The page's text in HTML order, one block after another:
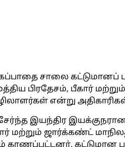
சாலை கட்டுமானப்
பிரதேசம், பீகார்
என்று
இயந்திர
மற்றும் ஜார்க்கண்ட்
கட்டுமான